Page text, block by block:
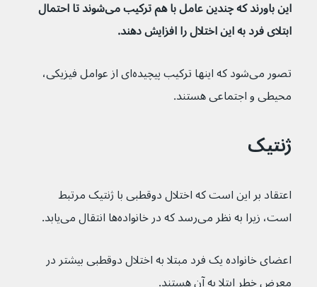
این باورند که چندین عامل با هم ترکیب می‌شوند تا احتمال
ابتلای فرد به این اختلال را افزایش دهند.
تصور می‌‌‌‌‌‌‌‌‌شود که اینها ترکیب پیچیده‌ای از عوامل فیزیکی،
محیطی و اجتماعی هستند.
ژنتیک
اعتقاد بر این است که اختلال دوقطبی با ژنتیک مرتبط
است، زیرا به نظر می‌رسد که در خانواده‌ها انتقال می‌یابد.
اعضای خانواده یک فرد مبتلا به اختلال دوقطبی بیشتر در